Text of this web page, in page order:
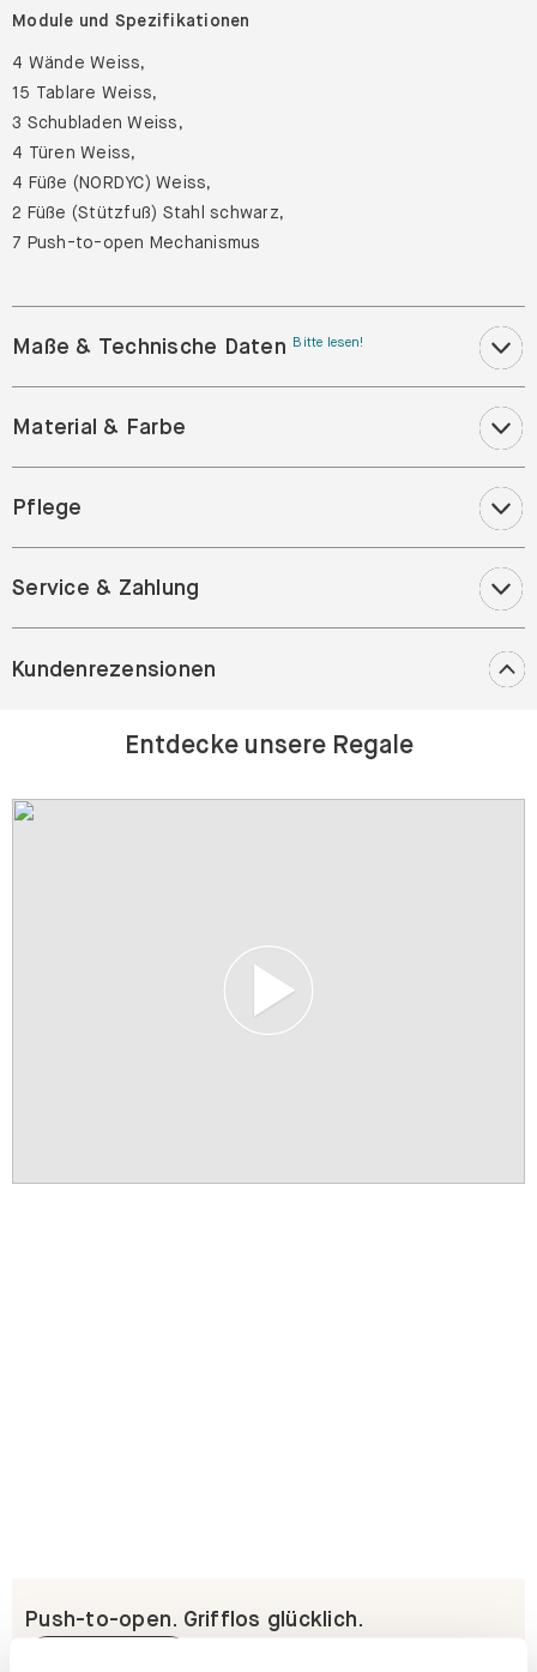
Module und Spezifikationen
4 Wände Weiss,
15 Tablare Weiss,
3 Schubladen Weiss,
4 Türen Weiss,
4 Füße (NORDYC) Weiss,
2 Füße (Stützfuß) Stahl schwarz,
7 Push-to-open Mechanismus
Maße & Technische Daten Bitte lesen!
Material & Farbe
Pflege
Service & Zahlung
Kundenrezensionen
Entdecke unsere Regale
Push-to-open. Grifflos glücklich.